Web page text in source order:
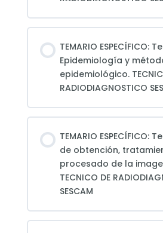
TEMARIO ESPECÍFICO:
Epidemiología y
epidemiológico.
RADIODIAGNOSTICO
TEMARIO ESPECÍFICO:
de obtención,
procesado de la
TECNICO DE
SESCAM